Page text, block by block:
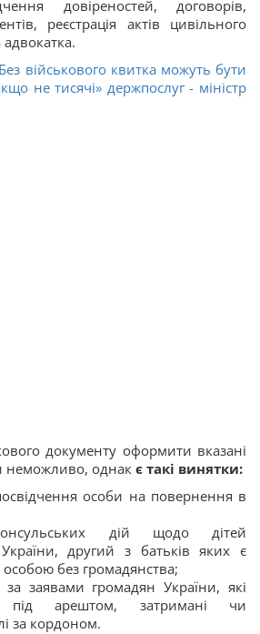
довіреностей, договорів,
реєстрація актів цивільного
Без військового квитка можуть бути
не тисячі» держпослуг - міністр
документу оформити вказані
неможливо, однак є такі винятки:
особи на повернення в
дій щодо дітей
другий з батьків яких є
без громадянства;
заявами громадян України, які
під арештом, затримані чи
за кордоном.